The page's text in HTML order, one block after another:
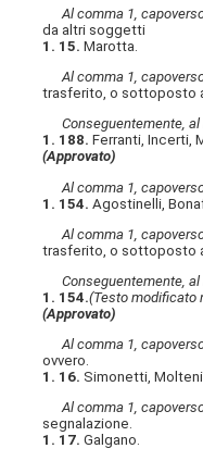
Al comma 1,
da altri soggetti
1. 15. Marotta.
Al comma 1,
trasferito, o sottoposto
Conseguentemente,
1. 188. Ferranti, Incerti,
(Approvato)
Al comma 1,
1. 154. Agostinelli,
Al comma 1,
trasferito, o sottoposto
Conseguentemente,
1. 154.(Testo modificato
(Approvato)
Al comma 1,
ovvero.
1. 16. Simonetti,
Al comma 1,
segnalazione.
1. 17. Galgano.